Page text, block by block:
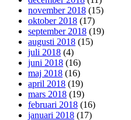
november 2018 (15)
oktober 2018 (17)
september 2018 (19)
augusti 2018 (15)
juli 2018 (4)
juni 2018 (16)
maj 2018 (16)
april 2018 (19)
mars 2018 (19)
februari 2018 (16)
januari 2018 (17)